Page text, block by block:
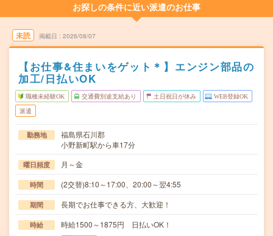
お探しの条件に近い派遣のお仕事
未読 掲載日 2026/08/07
【お仕事&住まいをゲット＊】エンジン部品の
加工/日払いOK
職種未経験OK 交通費別途支給あり 土日祝日が休み WEB登録OK
派遣
勤務地
福島県石川郡
小野新町駅から車17分
曜日頻度 月～金
時間 (2交替)8:10～17:00、20:00～翌4:55
期間 長期でお仕事できる方、大歓迎！
時給 時給1500～1875円 日払いOK！